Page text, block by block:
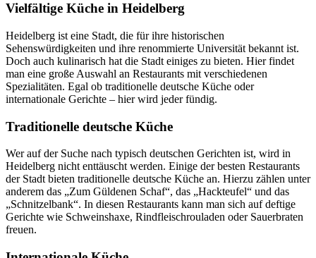
Vielfältige Küche in Heidelberg
Heidelberg ist eine Stadt, die für ihre historischen
Sehenswürdigkeiten und ihre renommierte Universität bekannt ist.
Doch auch kulinarisch hat die Stadt einiges zu bieten. Hier findet
man eine große Auswahl an Restaurants mit verschiedenen
Spezialitäten. Egal ob traditionelle deutsche Küche oder
internationale Gerichte – hier wird jeder fündig.
Traditionelle deutsche Küche
Wer auf der Suche nach typisch deutschen Gerichten ist, wird in
Heidelberg nicht enttäuscht werden. Einige der besten Restaurants
der Stadt bieten traditionelle deutsche Küche an. Hierzu zählen unter
anderem das „Zum Güldenen Schaf“, das „Hackteufel“ und das
„Schnitzelbank“. In diesen Restaurants kann man sich auf deftige
Gerichte wie Schweinshaxe, Rindfleischrouladen oder Sauerbraten
freuen.